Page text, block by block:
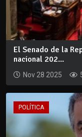
El Senado de la
nacional 202...
Nov 28 2025
POLÍTICA